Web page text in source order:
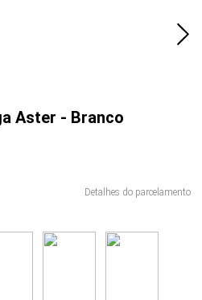
Aster - Branco
Detalhes do parcelamento